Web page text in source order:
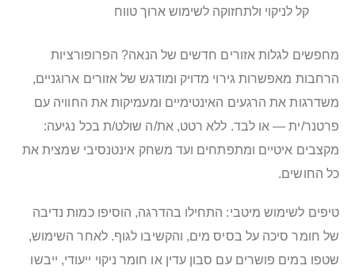
קל לניקוי ולתחזוקה לשימוש ארוך טווח
מחפשים לגלות אזורים חדשים של הנאה? הפרופורציות
הרחבות מאפשרות גירוי מדויק ומודגש של אזורים ארוגניים,
משדרגות את הרגעים האינטימיים ומעמיקות את החוויה עם
פרטנר/ית — או לבד. ללא רטט, את/ה שולט/ת בכל נגיעה:
מקצבים איטיים ומתפתחים ועד משחק אינטנסיבי שמצית את
כל החושים.
טיפים לשימוש מיטבי: התחילו בהדרגה, הוסיפו כמות נדיבה
של חומר סיכה על בסיס מים, והקשיבו לגוף. לאחר השימוש,
שטפו במים פושרים עם סבון עדין או חומר ניקוי ייעודי, ייבשו